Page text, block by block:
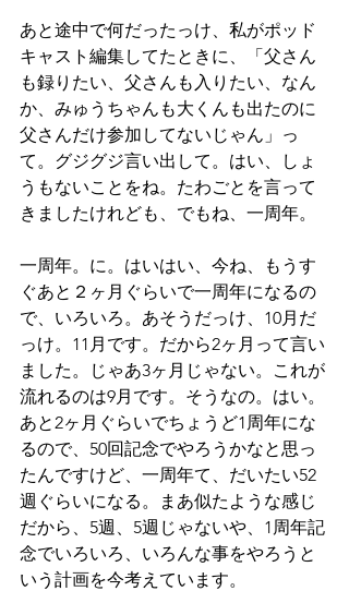
あと途中で何だったっけ、私がポッド
キャスト編集してたときに、「父さん
も録りたい、父さんも入りたい、なん
か、みゅうちゃんも大くんも出たのに
父さんだけ参加してないじゃん」っ
て。グジグジ言い出して。はい、しょ
うもないことをね。たわごとを言って
きましたけれども、でもね、一周年。
一周年。に。はいはい、今ね、もうす
ぐあと２ヶ月ぐらいで一周年になるの
で、いろいろ。あそうだっけ、10月だ
っけ。11月です。だから2ヶ月って言い
ました。じゃあ3ヶ月じゃない。これが
流れるのは9月です。そうなの。はい。
あと2ヶ月ぐらいでちょうど1周年にな
るので、50回記念でやろうかなと思っ
たんですけど、一周年て、だいたい52
週ぐらいになる。まあ似たような感じ
だから、5週、5週じゃないや、1周年記
念でいろいろ、いろんな事をやろうと
いう計画を今考えています。